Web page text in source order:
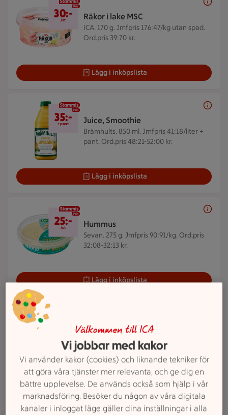
Räkor i lake MSC
ICA. 170 g. Jmfpris 176:47/kg utan spad.
Ord.pris 39:70 kr.
30 kr/st
30:-
/st
Lägg i inköpslista
Juice, Smoothie
Brämhults. 850 ml. Jmfpris 41:18/liter +
pant. Ord.pris 48:21-52:00 kr.
35 kr/+pant
35:-
+pant
Lägg i inköpslista
Hummus
Sevan. 275 g. Jmfpris 90:91/kg. Ord.pris
32:08-32:13 kr.
25 kr/st
25:-
/st
Lägg i inköpslista
ICAs reklamfilmer
Smörgåsmat
Pärsons. 90-160 g.Jmfpris 118:75-
211:11/kg. Ord.pris 23:89-34:02 kr.
2 för 38 kr
2 för
38:-
Välkommen till ICA
Vi jobbar med kakor
Vi använder kakor (cookies) och liknande tekniker för
att göra våra tjänster mer relevanta, och ge dig en
bättre upplevelse. De används också som hjälp i vår
marknadsföring. Besöker du någon av våra digitala
kanaler i inloggat läge gäller dina inställningar i alla